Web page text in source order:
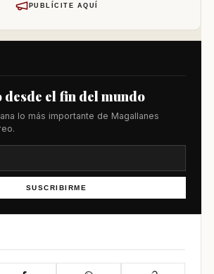
PUBLÍCITE AQUÍ
el fin del mundo
lo más importante de Magallanes
SUSCRIBIRME